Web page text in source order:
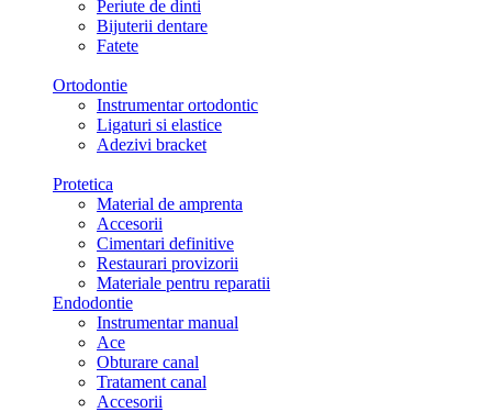
Periute de dinti
Bijuterii dentare
Fatete
Ortodontie
Instrumentar ortodontic
Ligaturi si elastice
Adezivi bracket
Protetica
Material de amprenta
Accesorii
Cimentari definitive
Restaurari provizorii
Materiale pentru reparatii
Endodontie
Instrumentar manual
Ace
Obturare canal
Tratament canal
Accesorii